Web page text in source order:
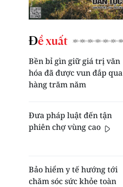
Đề xuất
Bền bỉ gìn giữ giá trị văn
hóa đã được vun đắp qua
hàng trăm năm
Đưa pháp luật đến tận
phiên chợ vùng cao
Bảo hiểm y tế hướng tới
chăm sóc sức khỏe toàn